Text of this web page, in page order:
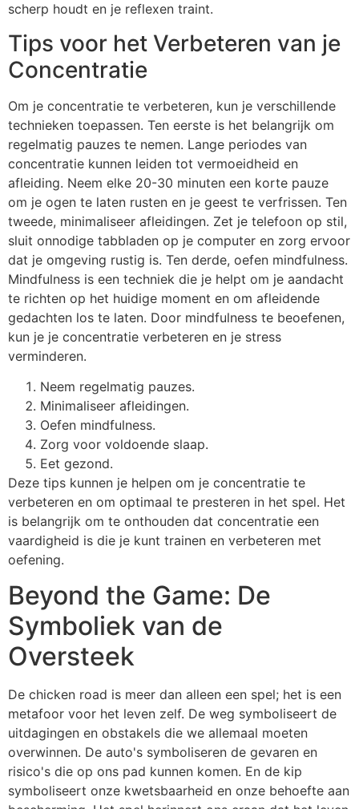
scherp houdt en je reflexen traint.
Tips voor het Verbeteren van je
Concentratie
Om je concentratie te verbeteren, kun je verschillende
technieken toepassen. Ten eerste is het belangrijk om
regelmatig pauzes te nemen. Lange periodes van
concentratie kunnen leiden tot vermoeidheid en
afleiding. Neem elke 20-30 minuten een korte pauze
om je ogen te laten rusten en je geest te verfrissen. Ten
tweede, minimaliseer afleidingen. Zet je telefoon op stil,
sluit onnodige tabbladen op je computer en zorg ervoor
dat je omgeving rustig is. Ten derde, oefen mindfulness.
Mindfulness is een techniek die je helpt om je aandacht
te richten op het huidige moment en om afleidende
gedachten los te laten. Door mindfulness te beoefenen,
kun je je concentratie verbeteren en je stress
verminderen.
Neem regelmatig pauzes.
Minimaliseer afleidingen.
Oefen mindfulness.
Zorg voor voldoende slaap.
Eet gezond.
Deze tips kunnen je helpen om je concentratie te
verbeteren en om optimaal te presteren in het spel. Het
is belangrijk om te onthouden dat concentratie een
vaardigheid is die je kunt trainen en verbeteren met
oefening.
Beyond the Game: De
Symboliek van de
Oversteek
De chicken road is meer dan alleen een spel; het is een
metafoor voor het leven zelf. De weg symboliseert de
uitdagingen en obstakels die we allemaal moeten
overwinnen. De auto's symboliseren de gevaren en
risico's die op ons pad kunnen komen. En de kip
symboliseert onze kwetsbaarheid en onze behoefte aan